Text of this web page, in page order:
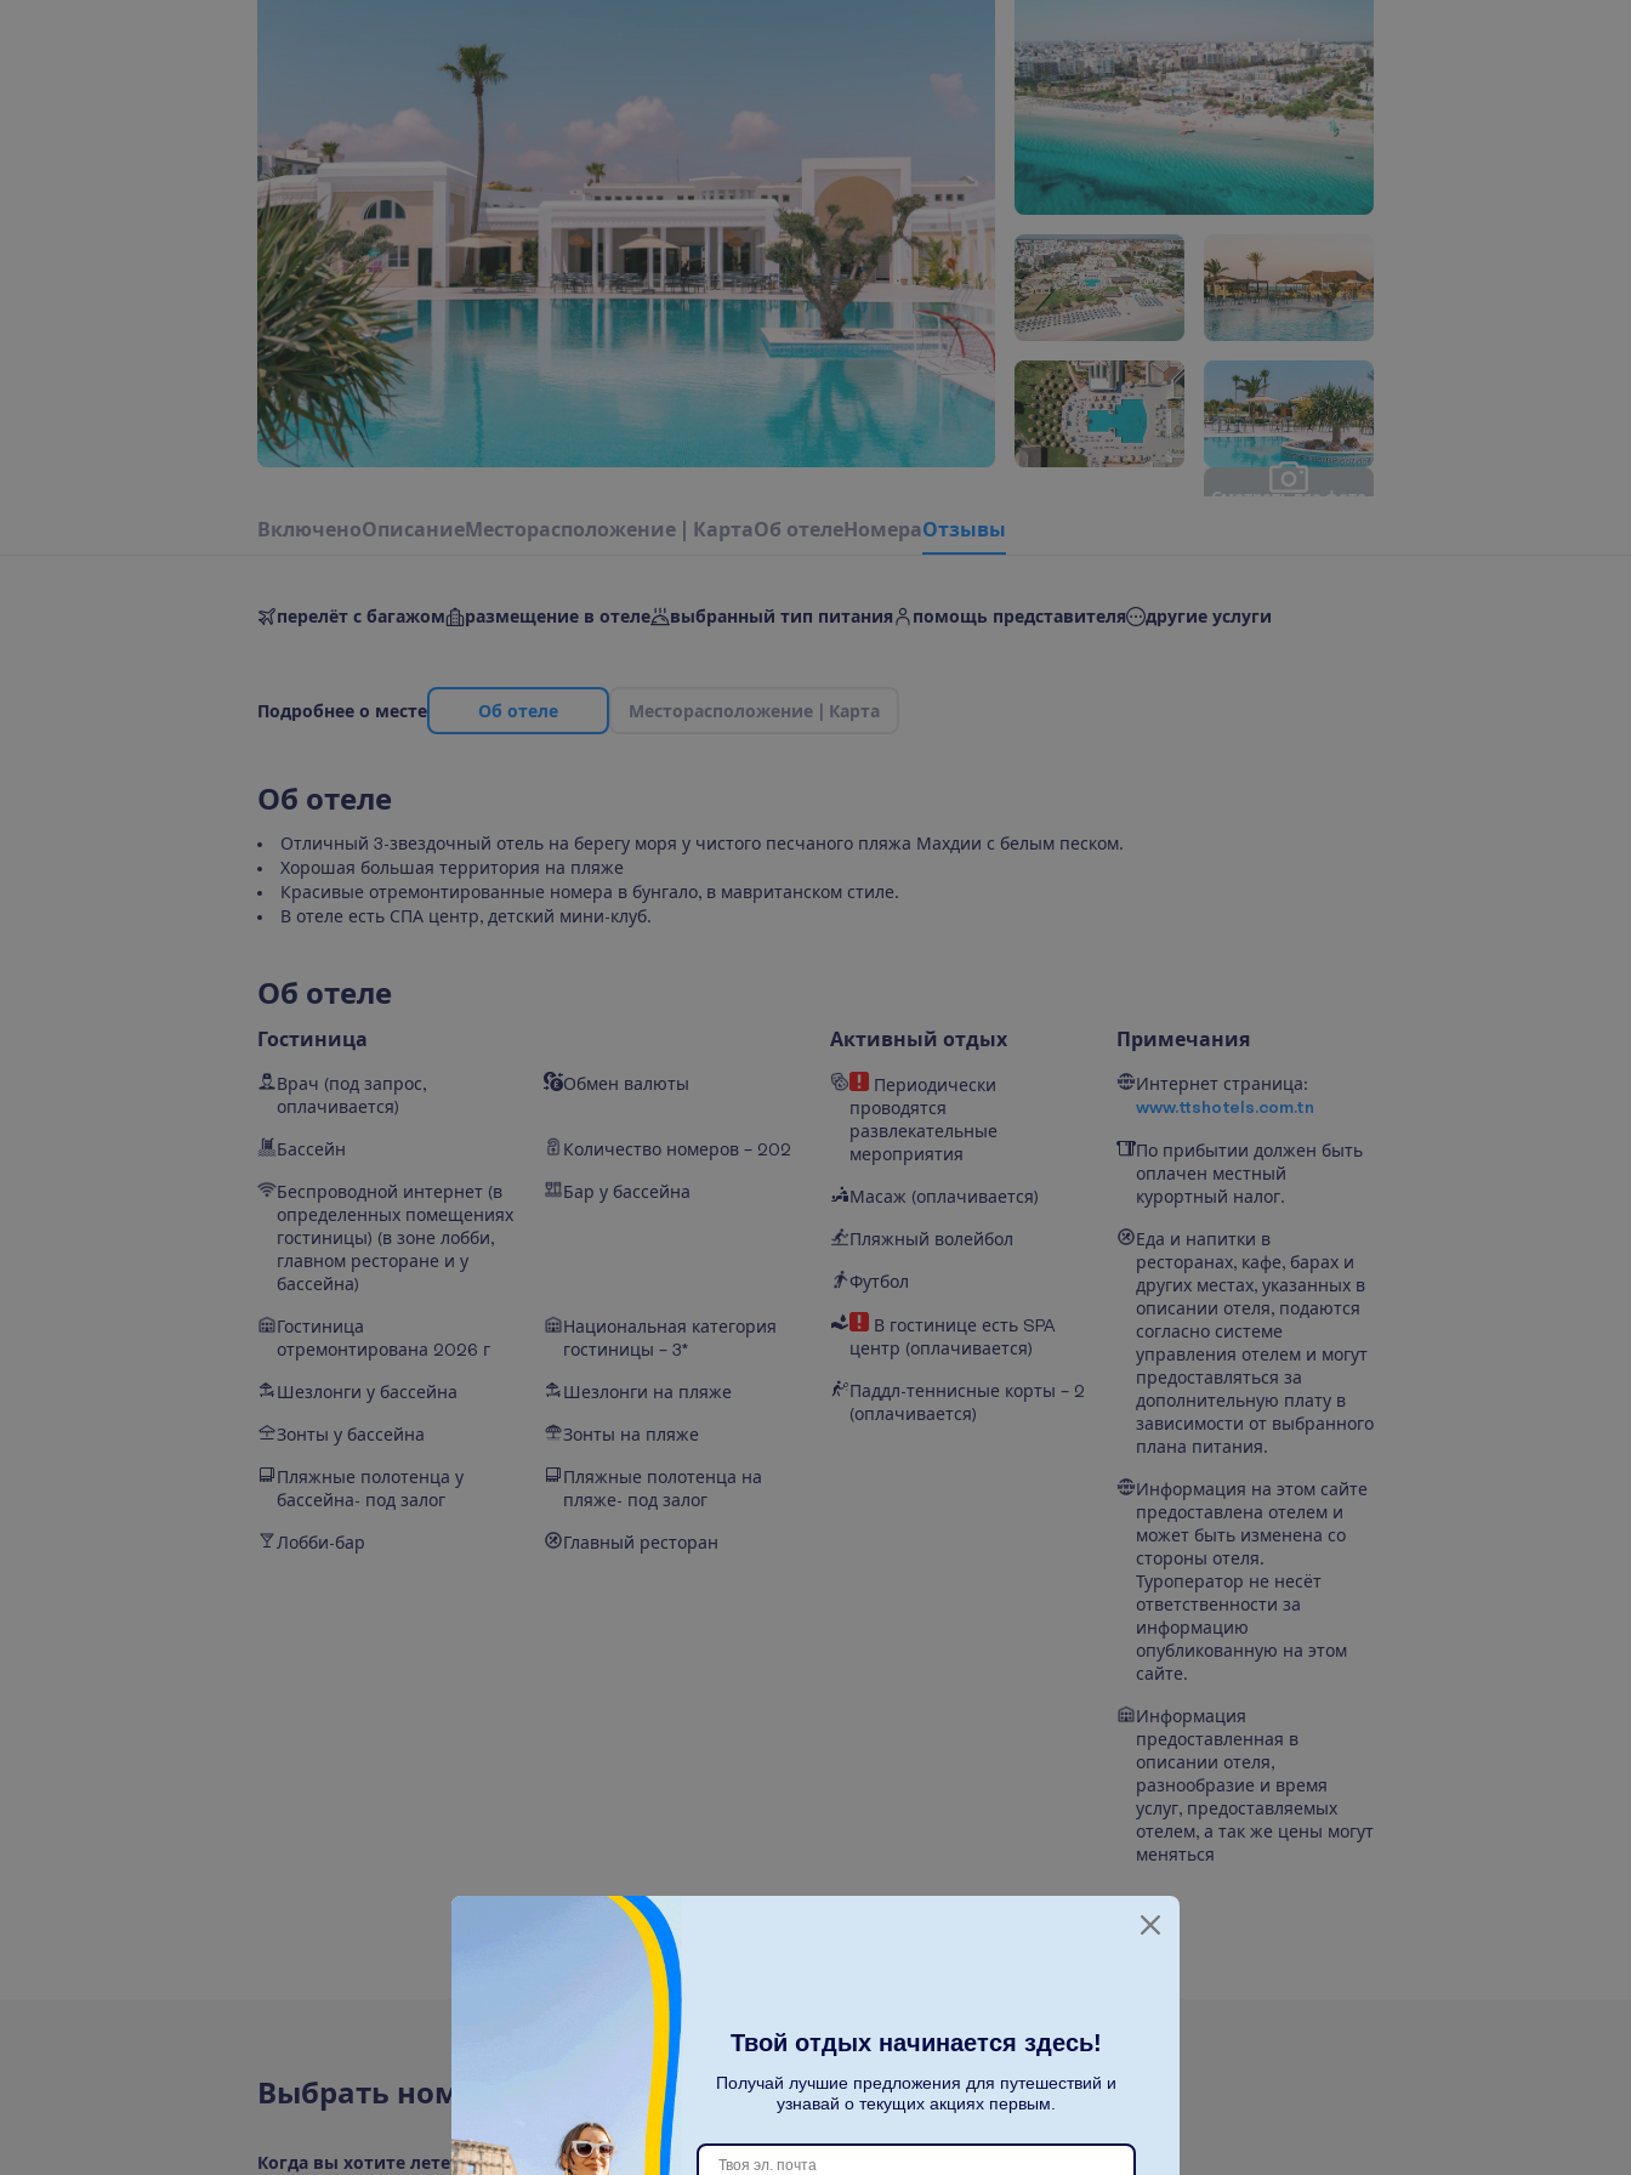
Смотреть все фото
ВключеноОписаниеМесторасположение КартаОб отелеНомераОтзывы
перелёт с багажом размещение в отеле выбранный тип питания помощь представителя другие услуги
Подробнее о месте Об отеле Месторасположение Карта
Об отеле
Отличный 3-звездочный отель на берегу моря у чистого песчаного пляжа Махдии с белым песком.
Хорошая большая территория на пляже
Красивые отремонтированные номера в бунгало, в мавританском стиле.
В отеле есть СПА центр, детский мини-клуб.
Об отеле
Гостиница
Врач (под запрос,
оплачивается)
Обмен валюты
Бассейн Количество номеров – 202
Беспроводной интернет (в
определенных помещениях
гостиницы) (в зоне лобби,
главном ресторане и у
бассейна)
Бар у бассейна
Гостиница
отремонтирована 2026 г
Национальная категория
гостиницы – 3*
Шезлонги у бассейна Шезлонги на пляже
Зонты у бассейна Зонты на пляже
Пляжные полотенца у
бассейна- под залог
Пляжные полотенца на
пляже- под залог
Лобби-бар Главный ресторан
Активный отдых
Периодически
проводятся
развлекательные
мероприятия
Масаж (оплачивается)
Пляжный волейбол
Футбол
В гостинице есть SPA
центр (оплачивается)
Паддл-теннисные корты – 2
(оплачивается)
Примечания
Интернет страница:
www.ttshotels.com.tn
По прибытии должен быть
оплачен местный
курортный налог.
Еда и напитки в
ресторанах, кафе, барах и
других местах, указанных в
описании отеля, подаются
согласно системе
управления отелем и могут
предоставляться за
дополнительную плату в
зависимости от выбранного
плана питания.
Информация на этом сайте
предоставлена отелем и
может быть изменена со
стороны отеля.
Туроператор не несёт
ответственности за
информацию
опубликованную на этом
сайте.
Информация
предоставленная в
описании отеля,
разнообразие и время
услуг, предоставляемых
отелем, а так же цены могут
меняться
Выбрать ном
Когда вы хотите лететь?
Твой отдых начинается здесь!
Получай лучшие предложения для путешествий и
узнавай о текущих акциях первым.